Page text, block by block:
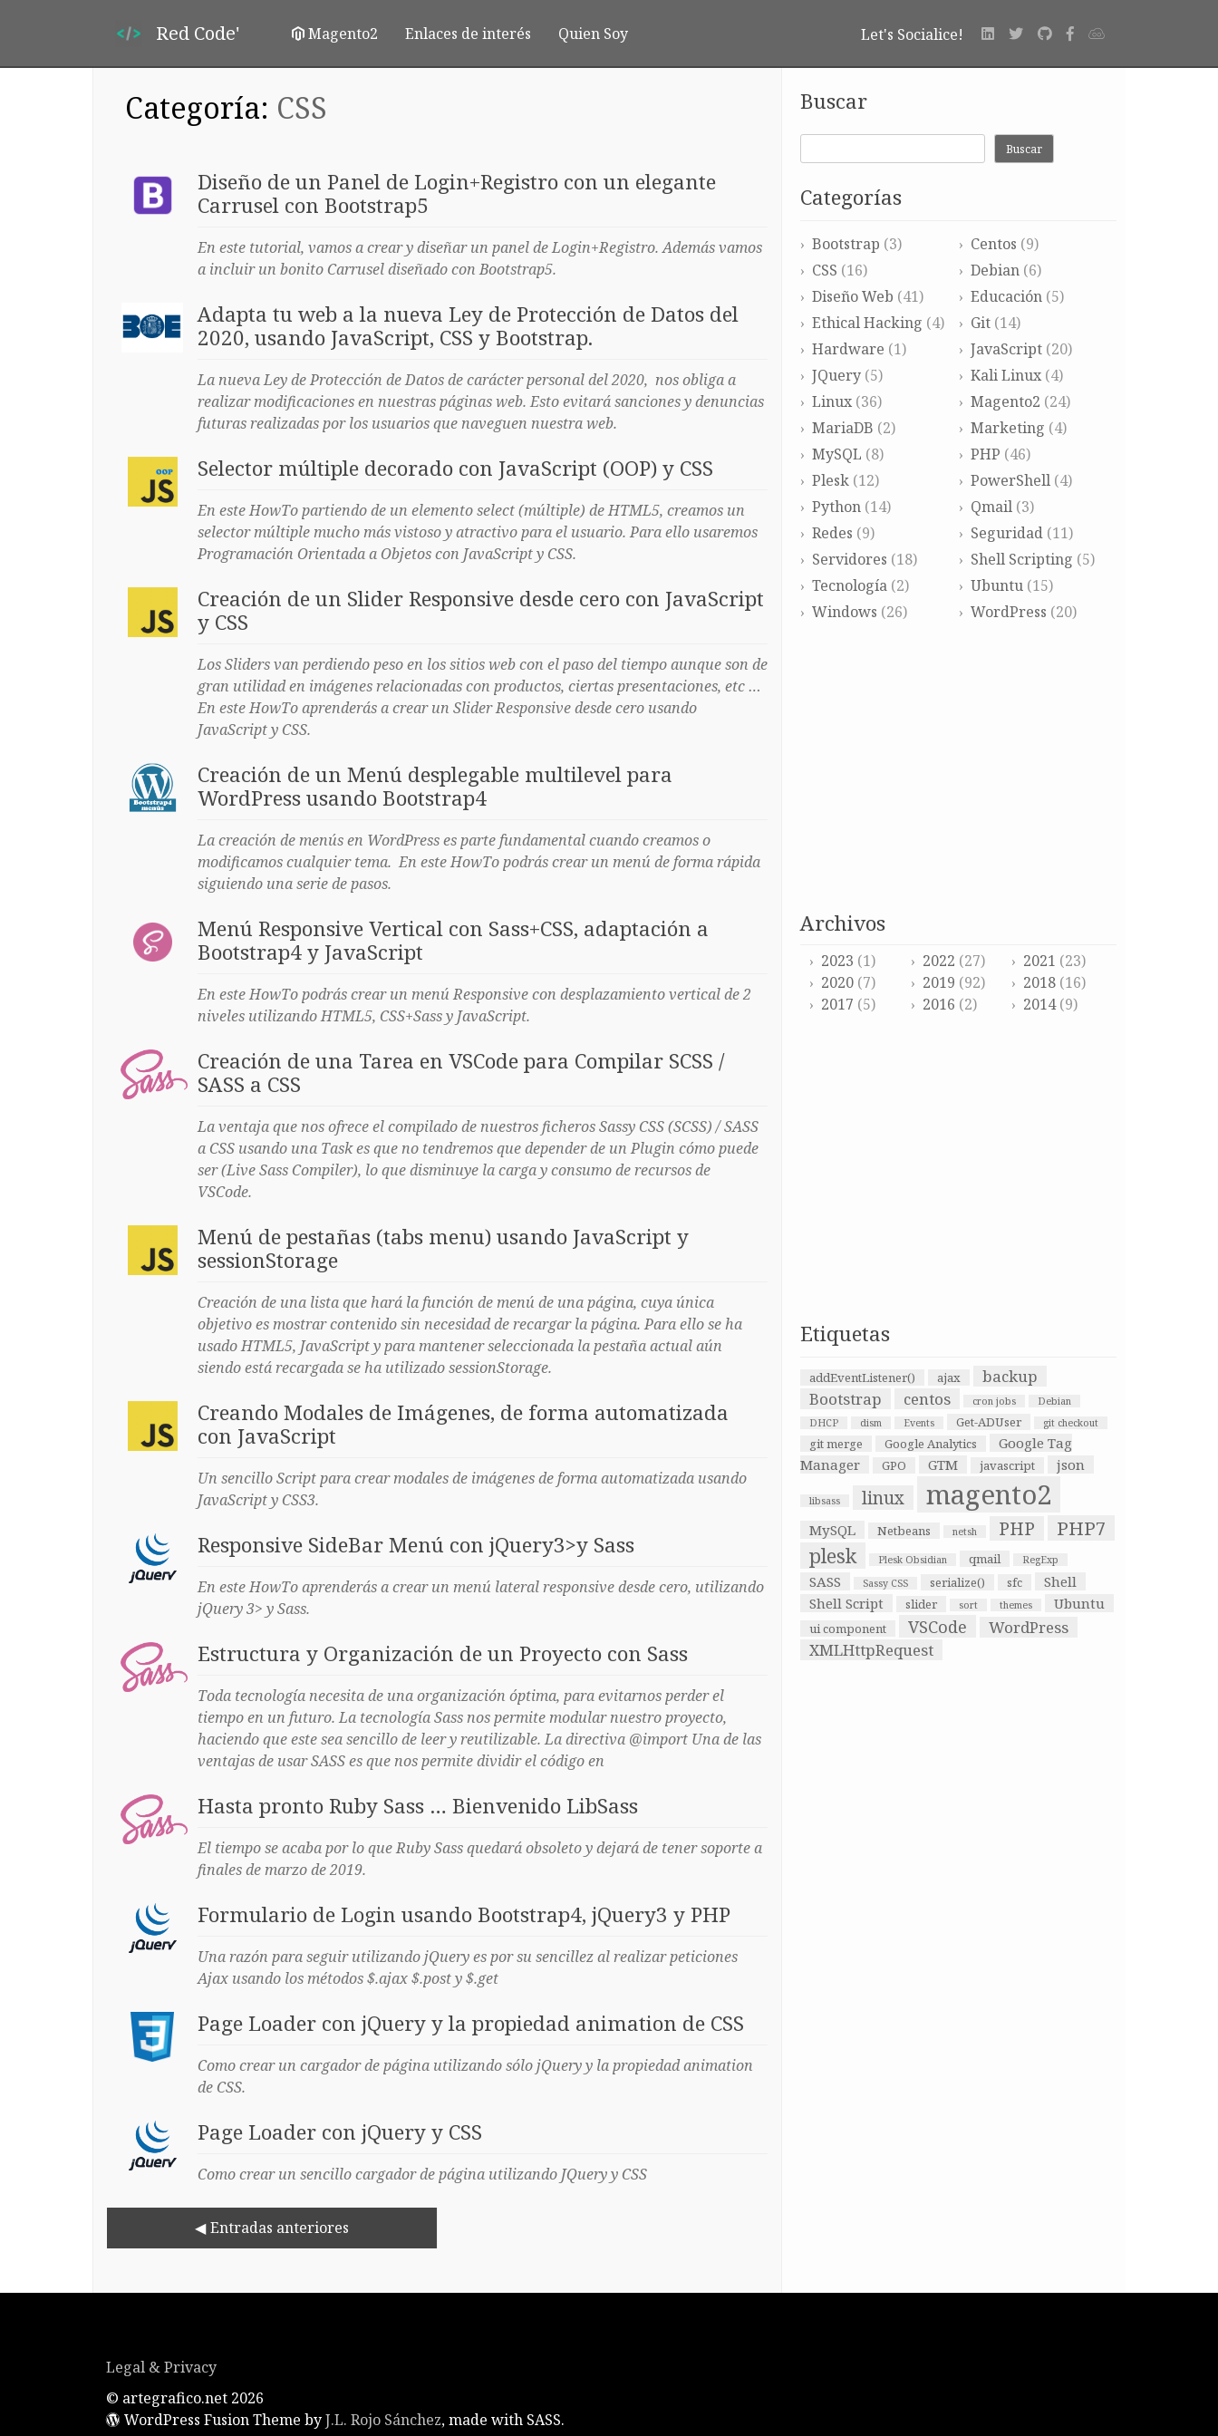
Red Code' Magento2 Enlaces de interés Quien Soy Let's Socialice!
Categoría: CSS
Diseño de un Panel de Login+Registro con un elegante
Carrusel con Bootstrap5
En este tutorial, vamos a crear y diseñar un panel de Login+Registro. Además vamos
a incluir un bonito Carrusel diseñado con Bootstrap5.
Adapta tu web a la nueva Ley de Protección de Datos del
2020, usando JavaScript, CSS y Bootstrap.
La nueva Ley de Protección de Datos de carácter personal del 2020, nos obliga a
realizar modificaciones en nuestras páginas web. Esto evitará sanciones y denuncias
futuras realizadas por los usuarios que naveguen nuestra web.
Selector múltiple decorado con JavaScript (OOP) y CSS
En este HowTo partiendo de un elemento select (múltiple) de HTML5, creamos un
selector múltiple mucho más vistoso y atractivo para el usuario. Para ello usaremos
Programación Orientada a Objetos con JavaScript y CSS.
Creación de un Slider Responsive desde cero con JavaScript
y CSS
Los Sliders van perdiendo peso en los sitios web con el paso del tiempo aunque son de
gran utilidad en imágenes relacionadas con productos, ciertas presentaciones, etc …
En este HowTo aprenderás a crear un Slider Responsive desde cero usando
JavaScript y CSS.
Creación de un Menú desplegable multilevel para
WordPress usando Bootstrap4
La creación de menús en WordPress es parte fundamental cuando creamos o
modificamos cualquier tema. En este HowTo podrás crear un menú de forma rápida
siguiendo una serie de pasos.
Menú Responsive Vertical con Sass+CSS, adaptación a
Bootstrap4 y JavaScript
En este HowTo podrás crear un menú Responsive con desplazamiento vertical de 2
niveles utilizando HTML5, CSS+Sass y JavaScript.
Creación de una Tarea en VSCode para Compilar SCSS /
SASS a CSS
La ventaja que nos ofrece el compilado de nuestros ficheros Sassy CSS (SCSS) / SASS
a CSS usando una Task es que no tendremos que depender de un Plugin cómo puede
ser (Live Sass Compiler), lo que disminuye la carga y consumo de recursos de
VSCode.
Menú de pestañas (tabs menu) usando JavaScript y
sessionStorage
Creación de una lista que hará la función de menú de una página, cuya única
objetivo es mostrar contenido sin necesidad de recargar la página. Para ello se ha
usado HTML5, JavaScript y para mantener seleccionada la pestaña actual aún
siendo está recargada se ha utilizado sessionStorage.
Creando Modales de Imágenes, de forma automatizada
con JavaScript
Un sencillo Script para crear modales de imágenes de forma automatizada usando
JavaScript y CSS3.
Responsive SideBar Menú con jQuery3>y Sass
En este HowTo aprenderás a crear un menú lateral responsive desde cero, utilizando
jQuery 3> y Sass.
Estructura y Organización de un Proyecto con Sass
Toda tecnología necesita de una organización óptima, para evitarnos perder el
tiempo en un futuro. La tecnología Sass nos permite modular nuestro proyecto,
haciendo que este sea sencillo de leer y reutilizable. La directiva @import Una de las
ventajas de usar SASS es que nos permite dividir el código en
Hasta pronto Ruby Sass … Bienvenido LibSass
El tiempo se acaba por lo que Ruby Sass quedará obsoleto y dejará de tener soporte a
finales de marzo de 2019.
Formulario de Login usando Bootstrap4, jQuery3 y PHP
Una razón para seguir utilizando jQuery es por su sencillez al realizar peticiones
Ajax usando los métodos $.ajax $.post y $.get
Page Loader con jQuery y la propiedad animation de CSS
Como crear un cargador de página utilizando sólo jQuery y la propiedad animation
de CSS.
Page Loader con jQuery y CSS
Como crear un sencillo cargador de página utilizando JQuery y CSS
Entradas anteriores
Buscar
Buscar
Categorías
Bootstrap (3) Centos (9)
CSS (16) Debian(6)
Diseño Web (41) Educación(5)
Ethical Hacking (4) Git(14)
Hardware (1) JavaScript(20)
JQuery (5) Kali Linux(4)
Linux (36) Magento2 (24)
MariaDB (2) Marketing (4)
MySQL (8) PHP (46)
Plesk (12) PowerShell(4)
Python (14) Qmail(3)
Redes (9) Seguridad(11)
Servidores (18) Shell Scripting (5)
Tecnología (2) Ubuntu(15)
Windows (26) WordPress (20)
archivos
2023 (1) 2022 (27) 2021 (23)
2020 (7) 2019 (92) 2018 (16)
2017 (5) 2016 (2) 2014(9)
Etiquetas
addEventListener() ajax
backup
Bootstrap
centos cron jobs
Debian
DHCP
dism Events Get-ADUser git checkout
git merge Google Analytics
Google Tag
Manager
GPO GTM javascript json
libsass linux magento2
MySQL Netbeans netsh PHP PHP7
plesk Plesk Obsidian qmail RegExp
SASS Sassy CSS serialize() sfc
Shell
Shell Script
slider sort themes Ubuntu
ui component VSCode
WordPress
XMLHttpRequest
Legal & Privacy
© artegrafico.net 2026
WordPress Fusion Theme byJ.L. Rojo Sánchez, made with SASS.